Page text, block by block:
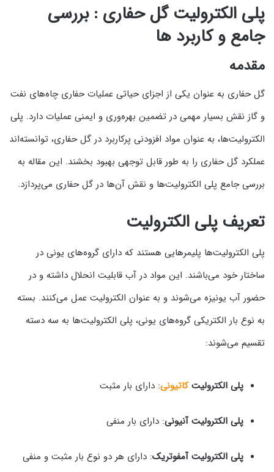
پلی الکترولیت گل حفاری : بررسی
جامع و کاربرد ها
مقدمه
گل حفاری به عنوان یکی از اجزای حیاتی عملیات حفاری چاه‌های نفت
و گاز نقش بسیار مهمی در تضمین بهره‌وری و ایمنی عملیات دارد. پلی
الکترولیت‌ها، به عنوان مواد افزودنی پرکاربرد در گل حفاری، توانسته‌اند
عملکرد گل حفاری را به طور قابل توجهی بهبود بخشند. این مقاله به
بررسی جامع پلی الکترولیت‌ها و نقش آن‌ها در گل حفاری می‌پردازد.
تعریف پلی الکترولیت
پلی الکترولیت‌ها پلیمرهایی هستند که دارای گروه‌های یونی در
ساختار خود می‌باشند. این مواد در آب قابلیت انحلال داشته و در
حضور آب یونیزه می‌شوند و به عنوان الکترولیت عمل می‌کنند. بسته
به نوع بار الکتریکی گروه‌های یونی، پلی الکترولیت‌ها به سه دسته
تقسیم می‌شوند:
پلی الکترولیتکاتیونی: دارای بار مثبت
پلی الکترولیت آنیونی: دارای بار منفی
پلی الکترولیت آمفوتریک: دارای هر دو نوع بار مثبت و منفی